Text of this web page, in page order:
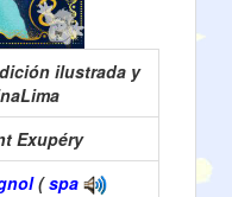
ilustrada y
Exupéry
(spa